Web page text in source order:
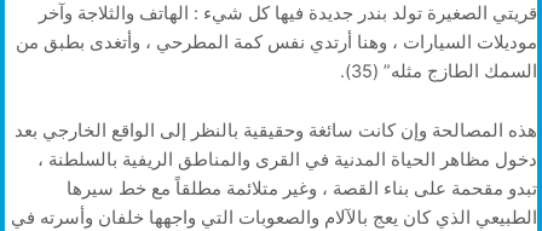
قريتي الصغيرة تولد بندر جديدة فيها كل شيء : الهاتف والثلاجة وآخر
موديلات السيارات ، وهنا أرتدي نفس كمة المطرحي ، وأتغدى بطبق من
السمك الطازج مثله” (35).
هذه المصالحة وإن كانت سائغة وحقيقية بالنظر إلى الواقع الخارجي بعد
دخول مظاهر الحياة المدنية في القرى والمناطق الريفية بالسلطنة ،
تبدو مقحمة على بناء القصة ، وغير متلائمة مطلقاً مع خط سيرها
الطبيعي الذي كان يعج بالآلام والصعوبات التي واجهها خلفان وأسرته في